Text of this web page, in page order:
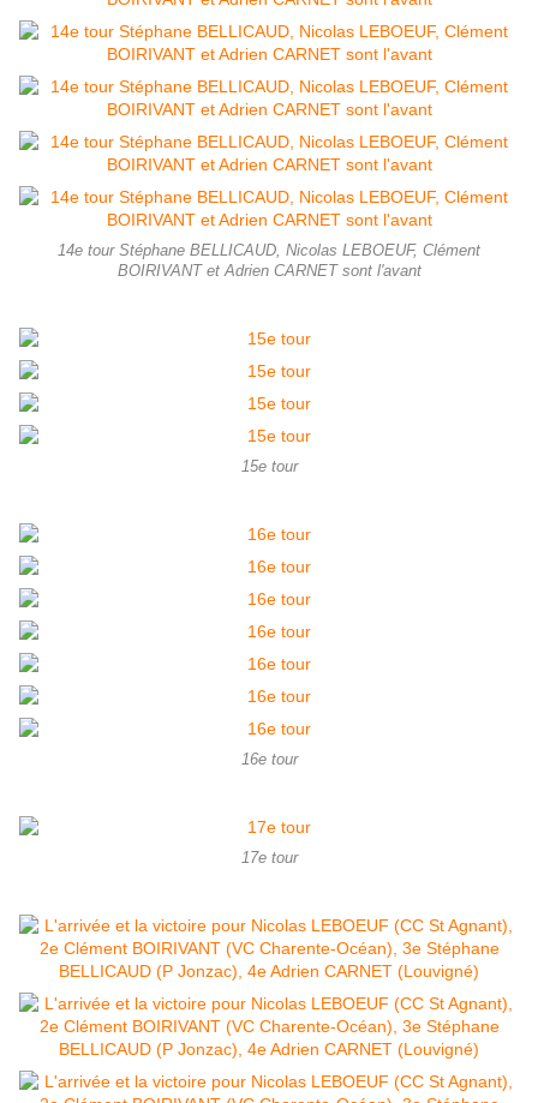
14e tour Stéphane BELLICAUD, Nicolas LEBOEUF, Clément
BOIRIVANT et Adrien CARNET sont l'avant
15e tour
16e tour
17e tour